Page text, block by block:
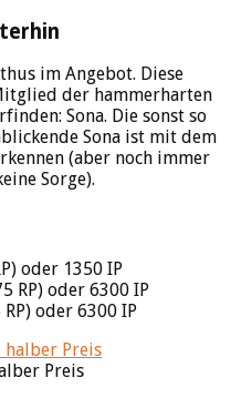
im Angebot. Diese
der hammerharten
Sona. Die sonst so
Sona ist mit dem
(aber noch immer
Sorge).
oder 1350 IP
RP) oder 6300 IP
oder 6300 IP
Preis